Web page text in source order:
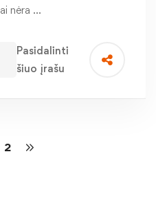
nėra …
Pasidalinti
šiuo įrašu
2